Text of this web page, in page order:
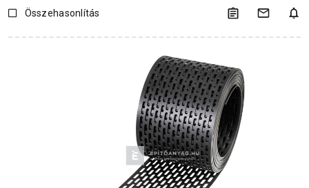
Összehasonlítás